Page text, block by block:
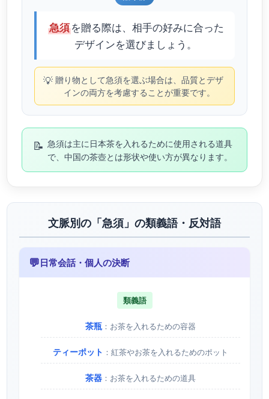
急須を贈る際は、相手の好みに合った
デザインを選びましょう。
💡 贈り物として急須を選ぶ場合は、品質とデザ
インの両方を考慮することが重要です。
📝 急須は主に日本茶を入れるために使用される道具
で、中国の茶壺とは形状や使い方が異なります。
文脈別の「急須」の類義語・反対語
💬日常会話・個人の決断
類義語
茶瓶 ：お茶を入れるための容器
ティーポット ：紅茶やお茶を入れるためのポット
茶器 ：お茶を入れるための道具